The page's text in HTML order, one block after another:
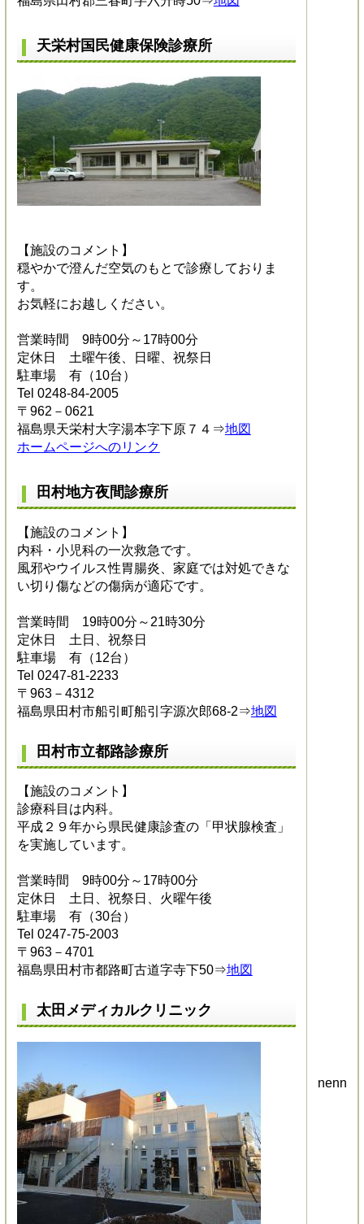
天栄村国民健康保険診療所
【施設のコメント】
穏やかで澄んだ空気のもとで診療しておりま
す。
お気軽にお越しください。
営業時間 9時00分～17時00分
定休日 土曜午後、日曜、祝祭日
駐車場 有（10台）
Tel 0248-84-2005
〒962－0621
福島県天栄村大字湯本字下原７４⇒地図
ホームページへのリンク
田村地方夜間診療所
【施設のコメント】
内科・小児科の一次救急です。
風邪やウイルス性胃腸炎、家庭では対処できな
い切り傷などの傷病が適応です。
営業時間 19時00分～21時30分
定休日 土日、祝祭日
駐車場 有（12台）
Tel 0247-81-2233
〒963－4312
福島県田村市船引町船引字源次郎68-2⇒地図
田村市立都路診療所
【施設のコメント】
診療科目は内科。
平成２９年から県民健康診査の「甲状腺検査」
を実施しています。
営業時間 9時00分～17時00分
定休日 土日、祝祭日、火曜午後
駐車場 有（30台）
Tel 0247-75-2003
〒963－4701
福島県田村市都路町古道字寺下50⇒地図
太田メディカルクリニック
nenn